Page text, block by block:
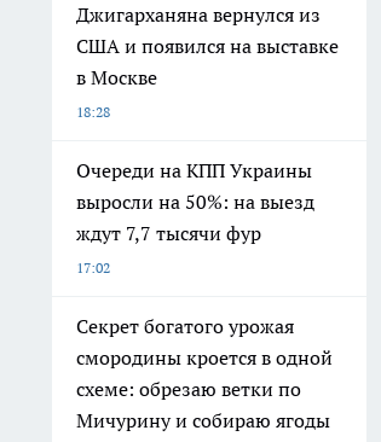
Джигарханяна вернулся из
США и появился на выставке
в Москве
18:28
Очереди на КПП Украины
выросли на 50%: на выезд
ждут 7,7 тысячи фур
17:02
Секрет богатого урожая
смородины кроется в одной
схеме: обрезаю ветки по
Мичурину и собираю ягоды